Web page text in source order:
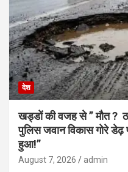
देश
खड्डों की वजह से ” मौत ?
पुलिस जवान विकास गोरे
हुआ!”
August 7, 2026 admin